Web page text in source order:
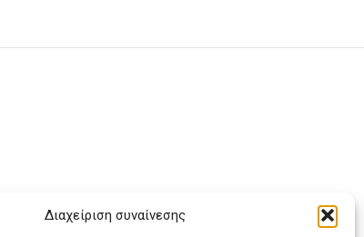
Διαχείριση συναίνεσης